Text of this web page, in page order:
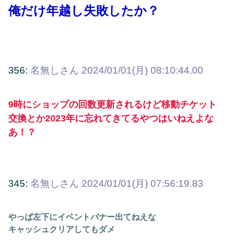
俺だけ年越し失敗したか？
356: 名無しさん 2024/01/01(月) 08:10:44.00
9時にショップの回数更新されるけど移動チケット
交換とか2023年に忘れてきてるやつはいねえよな
あ！？
345: 名無しさん 2024/01/01(月) 07:56:19.83
やっぱ左下にイベントバナー出てねえな
キャッシュクリアしてもダメ